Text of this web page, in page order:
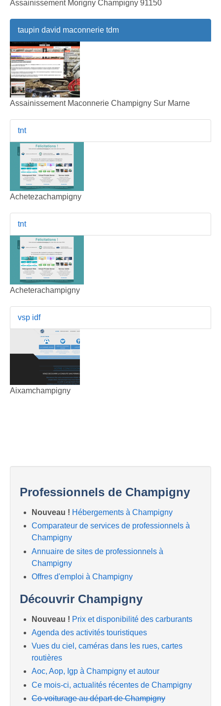
Assainissement Morigny Champigny 91150
taupin david maconnerie tdm
Assainissement Maconnerie Champigny Sur Marne
tnt
Achetezachampigny
tnt
Acheterachampigny
vsp idf
Aixamchampigny
Professionnels de Champigny
Nouveau ! Hébergements à Champigny
Comparateur de services de professionnels à
Champigny
Annuaire de sites de professionnels à
Champigny
Offres d'emploi à Champigny
Découvrir Champigny
Nouveau ! Prix et disponibilité des carburants
Agenda des activités touristiques
Vues du ciel, caméras dans les rues, cartes
routières
Aoc, Aop, Igp à Champigny et autour
Ce mois-ci, actualités récentes de Champigny
Co-voiturage au départ de Champigny